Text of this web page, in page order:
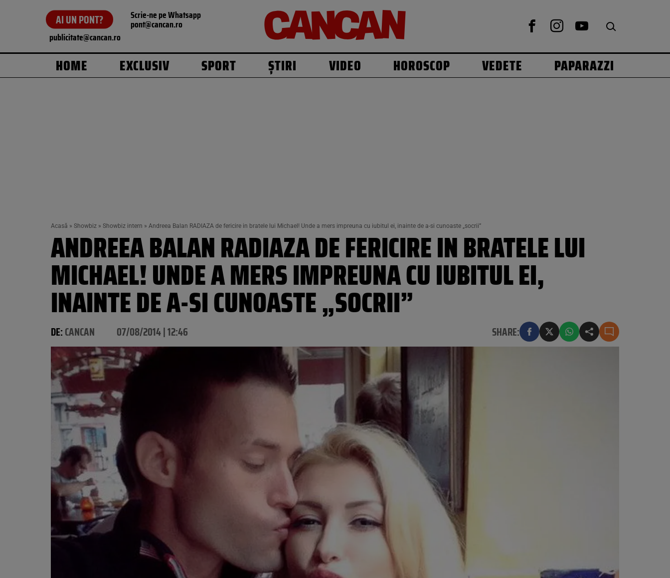
AI UN PONT? Scrie-ne pe Whatsapp
pont@cancan.ro
publicitate@cancan.ro
HOME EXCLUSIV SPORT ȘTIRI VIDEO HOROSCOP VEDETE PAPARAZZI
Acasă » Showbiz » Showbiz intern » Andreea Balan RADIAZA de fericire in bratele lui Michael! Unde a mers impreuna cu iubitul ei, inainte de a-si cunoaste „socrii”
ANDREEA BALAN RADIAZA DE FERICIRE IN BRATELE LUI
MICHAEL! UNDE A MERS IMPREUNA CU IUBITUL EI,
INAINTE DE A-SI CUNOASTE „SOCRII”
DE:CANCAN 07/08/2014 | 12:46 SHARE: